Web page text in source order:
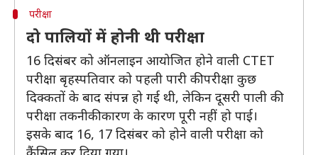
परीक्षा
दो पालियों में होनी थी परीक्षा
16 दिसंबर को ऑनलाइन आयोजित होने वाली CTET
परीक्षा बृहस्पतिवार को पहली पारी की परीक्षा कुछ
दिक्कतों के बाद संपन्न हो गई थी, लेकिन दूसरी पाली की
परीक्षा तकनीकी कारण के कारण पूरी नहीं हो पाई।
इसके बाद 16, 17 दिसंबर को होने वाली परीक्षा को